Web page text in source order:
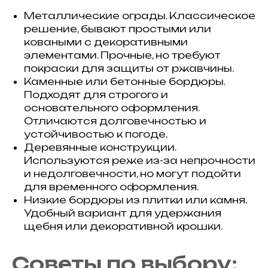
Металлические ограды. Классическое
решение, бывают простыми или
коваными с декоративными
элементами. Прочные, но требуют
покраски для защиты от ржавчины.
Каменные или бетонные бордюры.
Подходят для строгого и
основательного оформления.
Отличаются долговечностью и
устойчивостью к погоде.
Деревянные конструкции.
Используются реже из-за непрочности
и недолговечности, но могут подойти
для временного оформления.
Низкие бордюры из плитки или камня.
Удобный вариант для удержания
щебня или декоративной крошки.